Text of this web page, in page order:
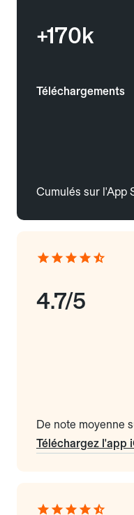
+170k
Téléchargements
Cumulés sur l'App
4.7/5
De note moyenne
Téléchargez l'app